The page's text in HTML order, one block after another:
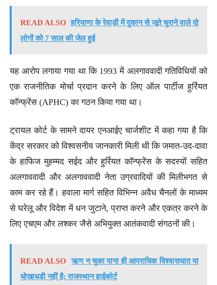
READ ALSO हरियाणा के रेवाड़ी में दुकान से जूते चुराने वाले दो
लोगों को 7 साल की जेल हुई
यह आरोप लगाया गया था कि 1993 में अलगाववादी गतिविधियों को
एक राजनीतिक मोर्चा प्रदान करने के लिए ऑल पार्टीज हुर्रियत
कॉन्फ्रेंस (APHC) का गठन किया गया था।
ट्रायल कोर्ट के सामने दायर एनआईए चार्जशीट में कहा गया है कि
केंद्र सरकार को विश्वसनीय जानकारी मिली थी कि जमात-उद-दावा
के हाफिज मुहम्मद सईद और हुर्रियत कॉन्फ्रेंस के सदस्यों सहित
अलगाववादी और अलगाववादी नेता उग्रवादियों की मिलीभगत से
काम कर रहे हैं। हवाला मार्ग सहित विभिन्न अवैध चैनलों के माध्यम
से घरेलू और विदेश में धन जुटाने, प्राप्त करने और एकत्र करने के
लिए एचएम और लश्कर जैसे अभियुक्त आतंकवादी संगठनों की।
READ ALSO
ऋण न चुका पाना ही आपराधिक विश्वासघात या
धोखाधड़ी नहीं है: राजस्थान हाईकोर्ट